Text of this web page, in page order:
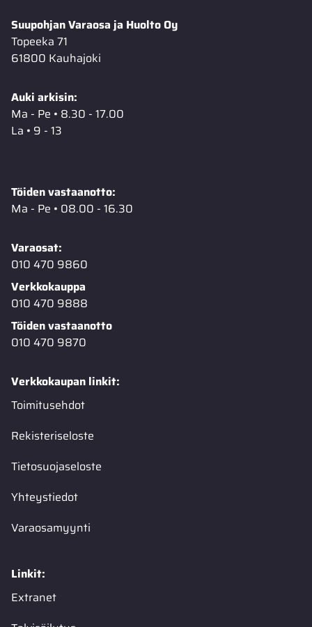
Suupohjan Varaosa ja Huolto Oy
Topeeka 71
61800 Kauhajoki
Auki arkisin:
Ma - Pe • 8.30 - 17.00
La • 9 - 13
Töiden vastaanotto:
Ma - Pe • 08.00 - 16.30
Varaosat:
010 470 9860
Verkkokauppa
010 470 9888
Töiden vastaanotto
010 470 9870
Verkkokaupan linkit:
Toimitusehdot
Rekisteriseloste
Tietosuojaseloste
Yhteystiedot
Varaosamyynti
Linkit:
Extranet